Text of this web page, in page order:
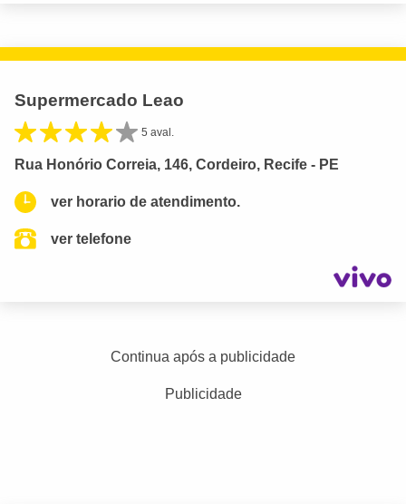
Supermercado Leao
5 aval.
Rua Honório Correia, 146, Cordeiro, Recife - PE
ver horario de atendimento.
ver telefone
Continua após a publicidade
Publicidade